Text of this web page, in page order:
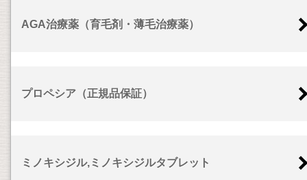
AGA治療薬（育毛剤・薄毛治療薬）
プロペシア（正規品保証）
ミノキシジル,ミノキシジルタブレット